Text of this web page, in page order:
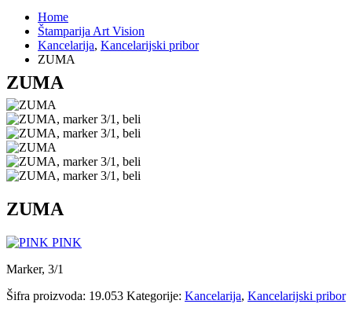
Home
Štamparija Art Vision
Kancelarija, Kancelarijski pribor
ZUMA
ZUMA
ZUMA
PINK
Marker, 3/1
Šifra proizvoda: 19.053 Kategorije: Kancelarija, Kancelarijski pribor